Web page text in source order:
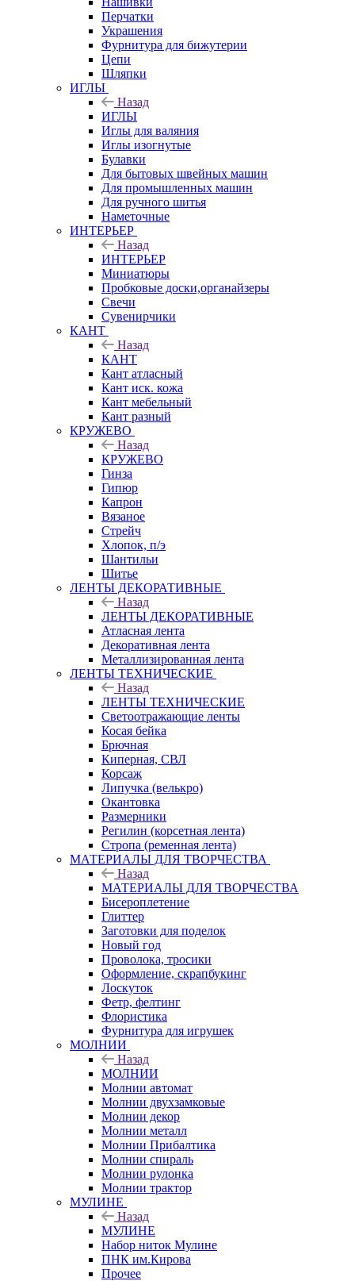
Перчатки
Украшения
Фурнитура для бижутерии
Цепи
Шляпки
ИГЛЫ
Назад
ИГЛЫ
Иглы для валяния
Иглы изогнутые
Булавки
Для бытовых швейных машин
Для промышленных машин
Для ручного шитья
Наметочные
ИНТЕРЬЕР
Назад
ИНТЕРЬЕР
Миниатюры
Пробковые доски,органайзеры
Свечи
Сувенирчики
КАНТ
Назад
КАНТ
Кант атласный
Кант иск. кожа
Кант мебельный
Кант разный
КРУЖЕВО
Назад
КРУЖЕВО
Гинза
Гипюр
Капрон
Вязаное
Стрейч
Хлопок, п/э
Шантильи
Шитье
ЛЕНТЫ ДЕКОРАТИВНЫЕ
Назад
ЛЕНТЫ ДЕКОРАТИВНЫЕ
Атласная лента
Декоративная лента
Металлизированная лента
ЛЕНТЫ ТЕХНИЧЕСКИЕ
Назад
ЛЕНТЫ ТЕХНИЧЕСКИЕ
Светоотражающие ленты
Косая бейка
Брючная
Киперная, СВЛ
Корсаж
Липучка (велькро)
Окантовка
Размерники
Регилин (корсетная лента)
Стропа (ременная лента)
МАТЕРИАЛЫ ДЛЯ ТВОРЧЕСТВА
Назад
МАТЕРИАЛЫ ДЛЯ ТВОРЧЕСТВА
Бисероплетение
Глиттер
Заготовки для поделок
Новый год
Проволока, тросики
Оформление, скрапбукинг
Лоскуток
Фетр, фелтинг
Флористика
Фурнитура для игрушек
МОЛНИИ
Назад
МОЛНИИ
Молнии автомат
Молнии двухзамковые
Молнии декор
Молнии металл
Молнии Прибалтика
Молнии спираль
Молнии рулонка
Молнии трактор
МУЛИНЕ
Назад
МУЛИНЕ
Набор ниток Мулине
ПНК им.Кирова
Прочее